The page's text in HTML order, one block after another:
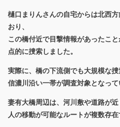
樋口まりんさんの自宅からは北西
おり、
この橋付近で目撃情報があったこ
点的に捜索しました。
実際に、橋の下流側でも大規模な捜
信濃川沿い一帯が調査対象となって
妻有大橋周辺は、河川敷や道路が近
人の移動が可能なルートが複数存在